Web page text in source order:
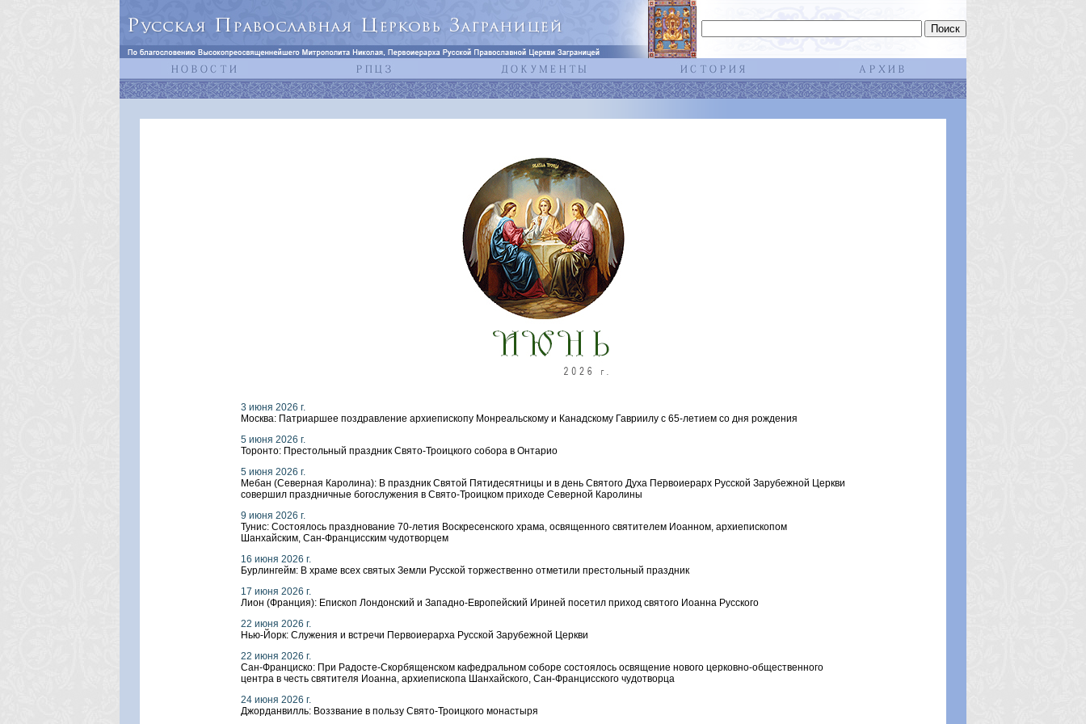
3 июня 2026 г.
Москва: Патриаршее поздравление архиепископу Монреальскому и Канадскому Гавриилу с 65-летием со дня рождения
5 июня 2026 г.
Торонто: Престольный праздник Свято-Троицкого собора в Онтарио
5 июня 2026 г.
Мебан (Северная Каролина): В праздник Святой Пятидесятницы и в день Святого Духа Первоиерарх Русской Зарубежной Церкви
совершил праздничные богослужения в Свято-Троицком приходе Северной Каролины
9 июня 2026 г.
Тунис: Состоялось празднование 70-летия Воскресенского храма, освященного святителем Иоанном, архиепископом
Шанхайским, Сан-Францисским чудотворцем
16 июня 2026 г.
Бурлингейм: В храме всех святых Земли Русской торжественно отметили престольный праздник
17 июня 2026 г.
Лион (Франция): Епископ Лондонский и Западно-Европейский Ириней посетил приход святого Иоанна Русского
22 июня 2026 г.
Нью-Йорк: Служения и встречи Первоиерарха Русской Зарубежной Церкви
22 июня 2026 г.
Сан-Франциско: При Радосте-Скорбященском кафедральном соборе состоялось освящение нового церковно-общественного
центра в честь святителя Иоанна, архиепископа Шанхайского, Сан-Францисского чудотворца
24 июня 2026 г.
Джорданвилль: Воззвание в пользу Свято-Троицкого монастыря